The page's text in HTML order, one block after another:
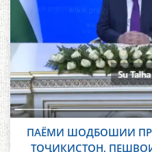
ПАЁМИ ШОДБОШИИ
ТОҶИКИСТОН,